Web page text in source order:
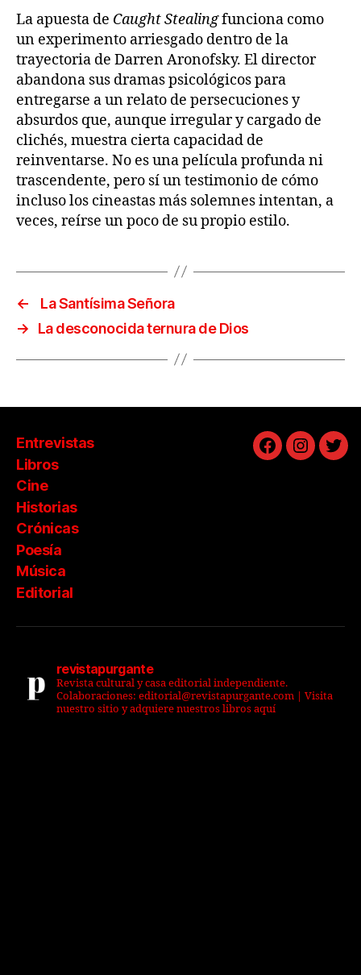
La apuesta de Caught Stealingfunciona como
un experimento arriesgado dentro de la
trayectoria de Darren Aronofsky. El director
abandona sus dramas psicológicos para
entregarse a un relato de persecuciones y
absurdos que, aunque irregular y cargado de
clichés, muestra cierta capacidad de
reinventarse. No es una película profunda ni
trascendente, pero sí un testimonio de cómo
incluso los cineastas más solemnes intentan, a
veces, reírse un poco de su propio estilo.
←
La Santísima Señora
→
La desconocida ternura de Dios
Entrevistas
Libros
Cine
Historias
Crónicas
Poesía
Música
Editorial
Facebook
revistapurgante
Revista cultural y casa editorial independiente.
Colaboraciones: editorial@revistapurgante.com | Visita
nuestro sitio y adquiere nuestros libros aquí